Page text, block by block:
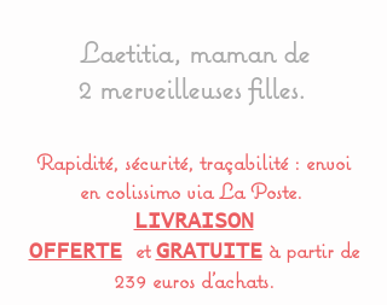
Laetitia, maman de
2 merveilleuses filles.
Rapidité, sécurité, traçabilité : envoi
en colissimo via La Poste.
LIVRAISON
OFFERTE
et GRATUITEà partir de
239 euros d'achats.